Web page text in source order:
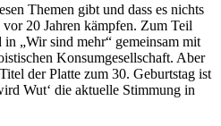
Themen gibt und dass es nichts
20 Jahren kämpfen. Zum Teil
„Wir sind mehr“ gemeinsam mit
Konsumgesellschaft. Aber
der Platte zum 30. Geburtstag ist
Wut‘ die aktuelle Stimmung in